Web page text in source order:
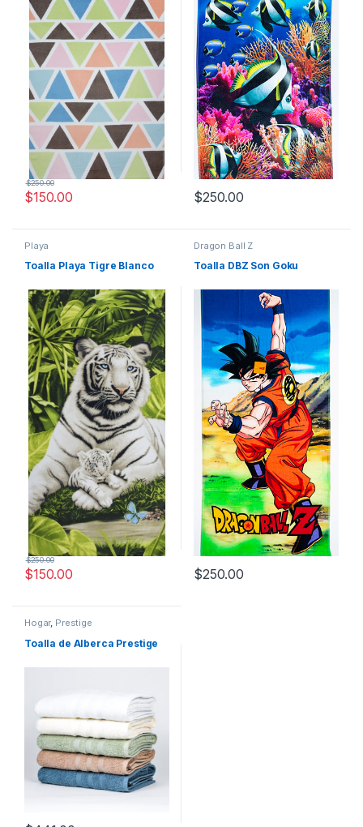
$150.00
$250.00
$250.00
Playa
Toalla Playa Tigre Blanco
$150.00
$250.00
Dragon Ball Z
Toalla DBZ Son Goku
$250.00
Hogar, Prestige
Toalla de Alberca Prestige